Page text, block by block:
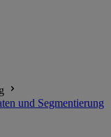
und Segmentierung